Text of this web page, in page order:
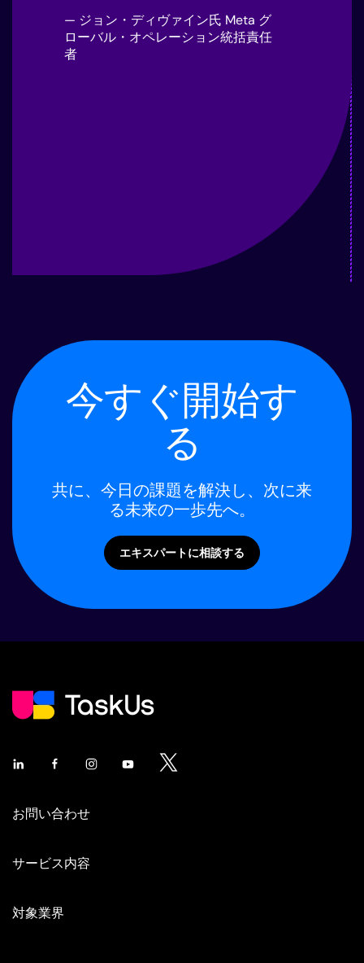
— ジョン・ディヴァイン氏 Meta グ
ローバル・オペレーション統括責任
者
今すぐ開始す
る
共に、今日の課題を解決し、次に来
る未来の一歩先へ。
エキスパートに相談する
お問い合わせ
サービス内容
対象業界